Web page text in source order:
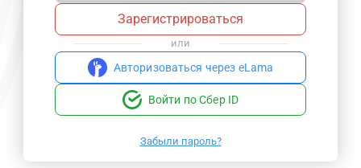
Зарегистрироваться
или
Авторизоваться через eLama
Войти по Сбер ID
Забыли пароль?